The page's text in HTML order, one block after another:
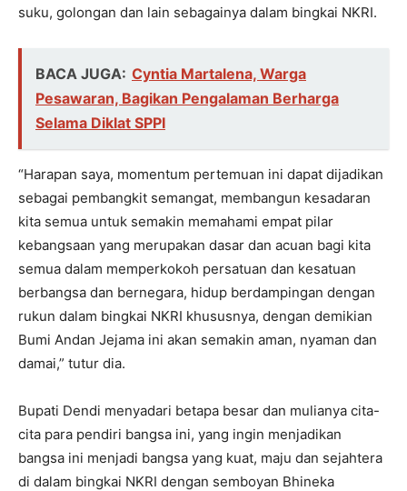
suku, golongan dan lain sebagainya dalam bingkai NKRI.
BACA JUGA: Cyntia Martalena, Warga
Pesawaran, Bagikan Pengalaman Berharga
Selama Diklat SPPI
“Harapan saya, momentum pertemuan ini dapat dijadikan
sebagai pembangkit semangat, membangun kesadaran
kita semua untuk semakin memahami empat pilar
kebangsaan yang merupakan dasar dan acuan bagi kita
semua dalam memperkokoh persatuan dan kesatuan
berbangsa dan bernegara, hidup berdampingan dengan
rukun dalam bingkai NKRI khususnya, dengan demikian
Bumi Andan Jejama ini akan semakin aman, nyaman dan
damai,” tutur dia.
Bupati Dendi menyadari betapa besar dan mulianya cita-
cita para pendiri bangsa ini, yang ingin menjadikan
bangsa ini menjadi bangsa yang kuat, maju dan sejahtera
di dalam bingkai NKRI dengan semboyan Bhineka